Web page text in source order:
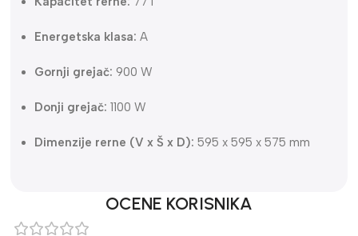
Energetska klasa: A
Gornji grejač: 900 W
Donji grejač: 1100 W
Dimenzije rerne (V x Š x D): 595 x 595 x 575 mm
OCENE KORISNIKA